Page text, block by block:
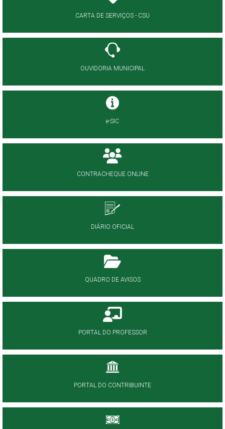
CARTA DE SERVIÇOS - CSU
OUVIDORIA MUNICIPAL
e-SIC
CONTRACHEQUE ONLINE
DIÁRIO OFICIAL
QUADRO DE AVISOS
PORTAL DO PROFESSOR
PORTAL DO CONTRIBUINTE